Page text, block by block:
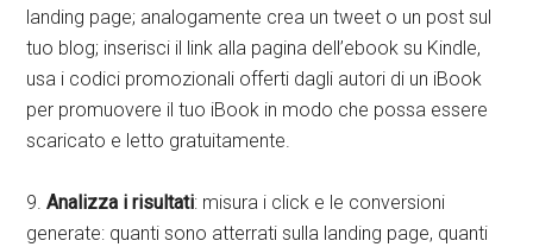
landing page; analogamente crea un tweet o un post sul
tuo blog; inserisci il link alla pagina dell’ebook su Kindle,
usa i codici promozionali offerti dagli autori di un iBook
per promuovere il tuo iBook in modo che possa essere
scaricato e letto gratuitamente.
9. Analizza i risultati: misura i click e le conversioni
generate: quanti sono atterrati sulla landing page, quanti